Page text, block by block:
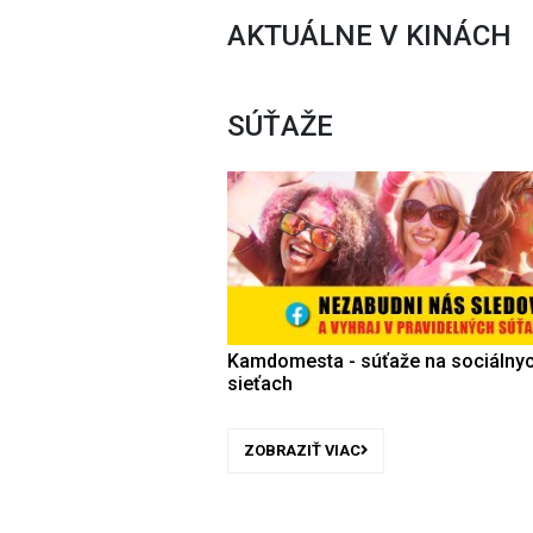
AKTUÁLNE V KINÁCH
SÚŤAŽE
Kamdomesta - súťaže na
sieťach
ZOBRAZIŤ VIAC